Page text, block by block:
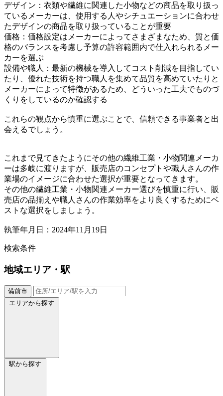
デザイン：衣類や繊維に関連した小物などの商品を取り扱っ
ているメーカーは、使用する人やシチュエーションに合わせ
たデザインの商品を取り扱っていることが重要
価格：価格設定はメーカーによってさまざまなため、質と価
格のバランスを考慮し予算の許容範囲内で仕入れられるメー
カーを選ぶ
設備や職人：最新の機械を導入してコスト削減を目指してい
たり、優れた技術を持つ職人を集めて品質を高めていたりと
メーカーによって特徴があるため、どういった工夫でものづ
くりをしているのか確認する
これらの観点から慎重に選ぶことで、信頼できる事業者と出
会えるでしょう。
これまで見てきたようにその他の繊維工業・小物関連メーカ
ーは多岐に渡りますが、販売店のコンセプトや職人さんの作
業場のイメージに合わせた選択が重要となってきます。
その他の繊維工業・小物関連メーカー選びを慎重に行い、販
売店の品揃えや職人さんの作業効率をより良くするためにベ
ストな選択をしましょう。
執筆年月日：2024年11月19日
検索条件
地域エリア・駅
備前市
エリアから探す
駅から探す